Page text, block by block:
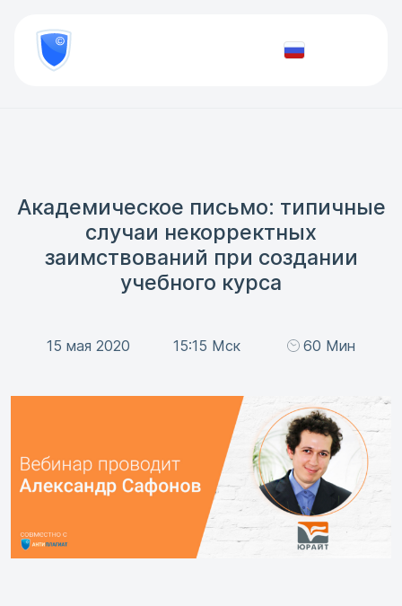
800
777-
81-Проверить
Академическое письмо: типичные
случаи некорректных
заимствований при создании
учебного курса
15 мая 2020 15:15 Мск 60 Мин